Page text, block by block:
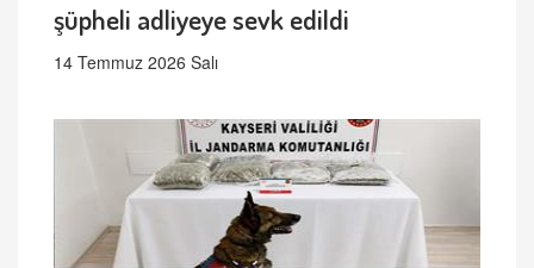
şüpheli adliyeye sevk edildi
14 Temmuz 2026 Salı